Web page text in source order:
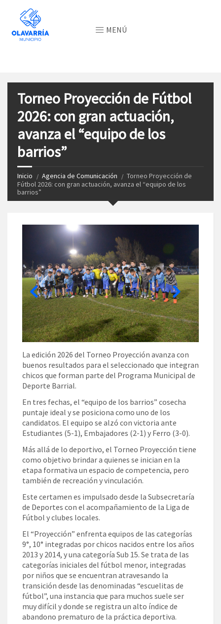
MENÚ
Torneo Proyección de Fútbol
2026: con gran actuación,
avanza el “equipo de los
barrios”
Inicio Agencia de Comunicación
Torneo Proyección de
Fútbol 2026: con gran actuación, avanza el “equipo de los
barrios”
La edición 2026 del Torneo Proyección avanza con
buenos resultados para el seleccionado que integran
chicos que forman parte del Programa Municipal de
Deporte Barrial.
En tres fechas, el “equipo de los barrios” cosecha
puntaje ideal y se posiciona como uno de los
candidatos. El equipo se alzó con victoria ante
Estudiantes (5-1), Embajadores (2-1) y Ferro (3-0).
Más allá de lo deportivo, el Torneo Proyección tiene
como objetivo brindar a quienes se inician en la
etapa formativa un espacio de competencia, pero
también de recreación y vinculación.
Este certamen es impulsado desde la Subsecretaría
de Deportes con el acompañamiento de la Liga de
Fútbol y clubes locales.
El “Proyección” enfrenta equipos de las categorías
9°, 10° integradas por chicos nacidos entre los años
2013 y 2014, y una categoría Sub 15. Se trata de las
categorías iniciales del fútbol menor, integradas
por niños que se encuentran atravesando la
transición desde las denominadas “escuelitas de
fútbol”, una instancia que para muchos suele ser
muy difícil y donde se registra un alto índice de
abandono prematuro de la práctica deportiva.